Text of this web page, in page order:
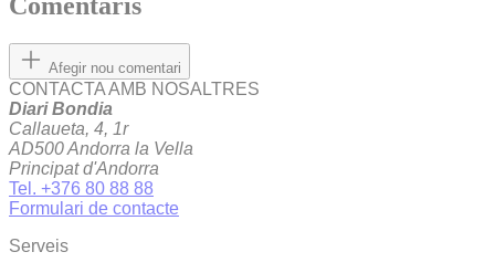
Comentaris
Afegir nou comentari
CONTACTA AMB NOSALTRES
Diari Bondia
Callaueta, 4, 1r
AD500 Andorra la Vella
Principat d'Andorra
Tel. +376 80 88 88
Formulari de contacte
Serveis